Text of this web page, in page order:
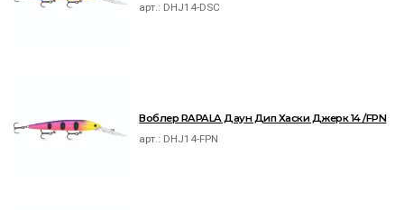
арт.: DHJ14-DSC
Воблер RAPALA Даун Дип Хаски Джерк 14 /FPN
арт.: DHJ14-FPN